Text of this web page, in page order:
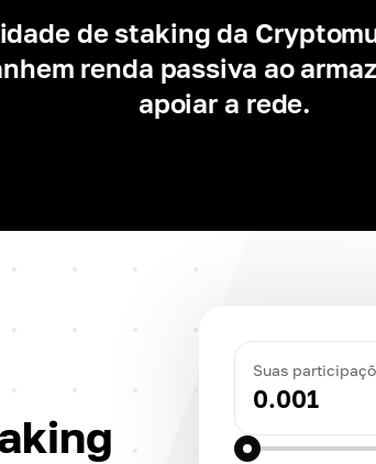
de staking da
renda passiva ao
Suas
0.001